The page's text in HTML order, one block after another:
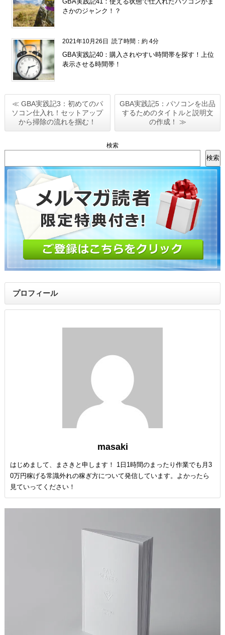
さかのジャンク！？
2021年10月26日 読了時間：約 4分
GBA実践記40：購入されやすい時間帯を探す！上位
表示させる時間帯！
≪ GBA実践記3：初めてのパ
ソコン仕入れ！セットアップ
から掃除の流れを掴む！
GBA実践記5：パソコンを出品
するためのタイトルと説明文
の作成！ ≫
検索
検索
プロフィール
masaki
はじめまして、まさきと申します！ 1日1時間のまったり作業でも月3
0万円稼げる常識外れの稼ぎ方について発信しています。よかったら
見ていってください！